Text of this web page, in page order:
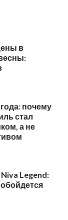
в
почему
стал
а не
Legend: